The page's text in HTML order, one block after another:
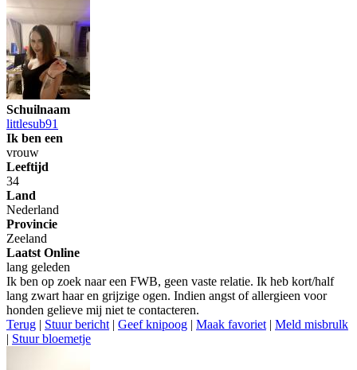
Schuilnaam
littlesub91
Ik ben een
vrouw
Leeftijd
34
Land
Nederland
Provincie
Zeeland
Laatst Online
lang geleden
Ik ben op zoek naar een FWB, geen vaste relatie. Ik heb kort/half
lang zwart haar en grijzige ogen. Indien angst of allergieen voor
honden gelieve mij niet te contacteren.
Terug | Stuur bericht | Geef knipoog | Maak favoriet | Meld misbrulk
| Stuur bloemetje